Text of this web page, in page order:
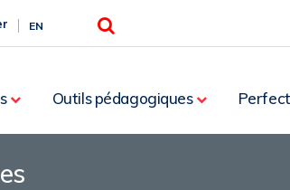
EN
Rechercher
Outils pédagogiques